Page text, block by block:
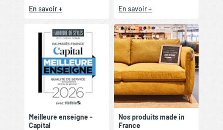
En savoir + En savoir +
Meilleure enseigne -
Capital
Nos produits made in
France